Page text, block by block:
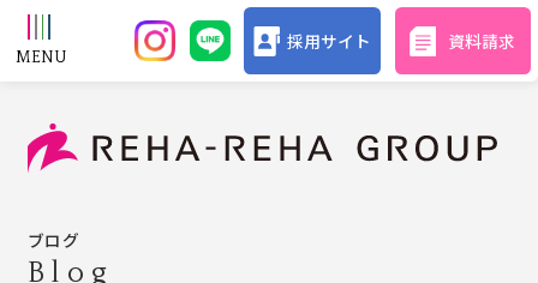
採用サイト 資料請求
ブログ
Blog